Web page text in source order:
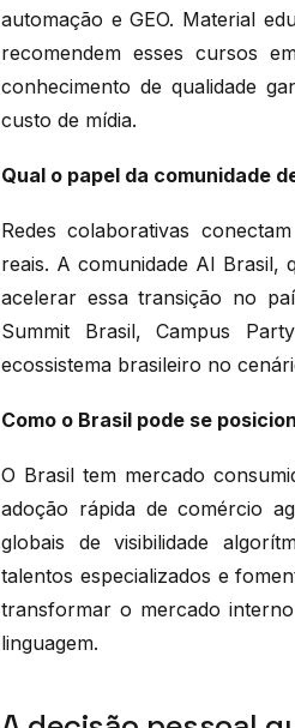
automação e GEO. Material
recomendem esses cursos
conhecimento de qualidade
custo de mídia.
Qual o papel da comunidade
Redes colaborativas
reais. A comunidade AI Brasil,
acelerar essa transição no
Summit Brasil, Campus
ecossistema brasileiro no
Como o Brasil pode se
O Brasil tem mercado
adoção rápida de comércio
globais de visibilidade
talentos especializados e
transformar o mercado
linguagem.